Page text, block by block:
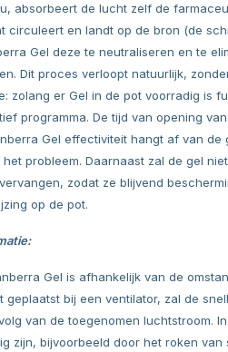
absorbeert de lucht zelf de
circuleert en landt op de bron (de
Gel deze te neutraliseren en te
Dit proces verloopt natuurlijk,
zolang er Gel in de pot voorradig is
programma. De tijd van opening
Gel effectiviteit hangt af van de
probleem. Daarnaast zal de gel
zodat ze blijvend
op de pot.
Gel is afhankelijk van de
geplaatst bij een ventilator, zal de
van de toegenomen luchtstroom.
zijn, bijvoorbeeld door het roken van